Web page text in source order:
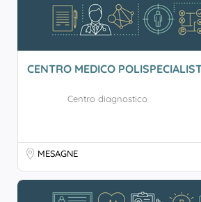
CENTRO MEDICO
Centro diagnostico
MESAGNE